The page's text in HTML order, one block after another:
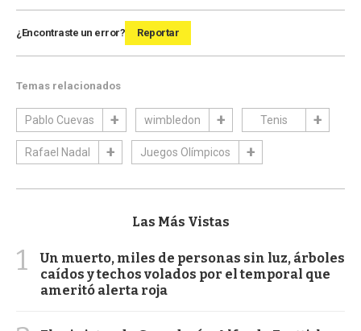
¿Encontraste un error? Reportar
Temas relacionados
Pablo Cuevas wimbledon Tenis
Rafael Nadal Juegos Olímpicos
Las Más Vistas
1
Un muerto, miles de personas sin luz, árboles
caídos y techos volados por el temporal que
ameritó alerta roja